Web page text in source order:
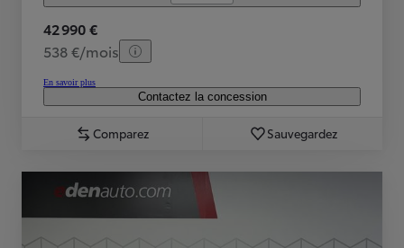
42 990 €
538 €/mois
En savoir plus
Contactez la concession
Comparez Sauvegardez